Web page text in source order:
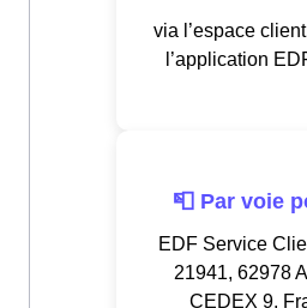
via l’espace
l’application
📮 Par voie
EDF Service
21941, 62978
CEDEX 9,